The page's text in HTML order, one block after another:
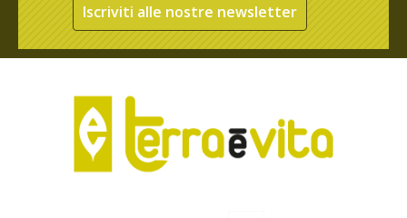
Iscriviti alle nostre newsletter